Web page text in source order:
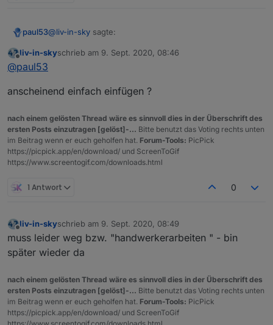
paul53@liv-in-sky sagte:
Meine "/etc/ssl/openssl.cnf " (Ubuntu 18.04) hat diese
beiden Einträge nicht.
Offline
liv-in-skyschrieb am 9. Sept. 2020, 08:46
zuletzt editiert von
@paul53
anscheinend einfach einfügen ?
nach einem gelösten Thread wäre es sinnvoll dies in der Überschrift des
ersten Posts einzutragen [gelöst]-... Bitte benutzt das Voting rechts unten
im Beitrag wenn er euch geholfen hat. Forum-Tools: PicPick
https://picpick.app/en/download/ und ScreenToGif
https://www.screentogif.com/downloads.html
1 Antwort 0
Offline
liv-in-skyschrieb am 9. Sept. 2020, 08:49
zuletzt editiert von
muss leider weg bzw. "handwerkerarbeiten " - bin
später wieder da
nach einem gelösten Thread wäre es sinnvoll dies in der Überschrift des
ersten Posts einzutragen [gelöst]-... Bitte benutzt das Voting rechts unten
im Beitrag wenn er euch geholfen hat. Forum-Tools: PicPick
https://picpick.app/en/download/ und ScreenToGif